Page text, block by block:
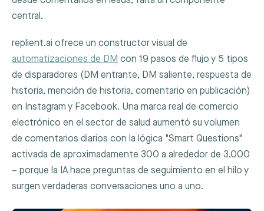
central.
replient.ai ofrece un constructor visual de
automatizaciones de DM con 19 pasos de flujo y 5 tipos
de disparadores (DM entrante, DM saliente, respuesta de
historia, mención de historia, comentario en publicación)
en Instagram y Facebook. Una marca real de comercio
electrónico en el sector de salud aumentó su volumen
de comentarios diarios con la lógica "Smart Questions"
activada de aproximadamente 300 a alrededor de 3.000
– porque la IA hace preguntas de seguimiento en el hilo y
surgen verdaderas conversaciones uno a uno.